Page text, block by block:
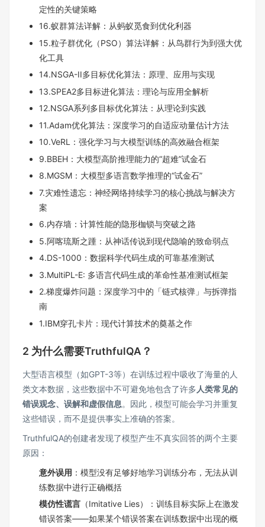
定性的关键策略
16.蚁群算法详解：从蚂蚁觅食到优化利器
15.粒子群优化（PSO）算法详解：从鸟群行为到强大优
化工具
14.NSGA-II多目标优化算法：原理、应用与实现
13.SPEA2多目标进化算法：理论与应用全解析
12.NSGA系列多目标优化算法：从理论到实践
11.Adam优化算法：深度学习的自适应动量估计方法
10.VeRL：强化学习与大模型训练的高效融合框架
9.BBEH：大模型高阶推理能力的“超难”试金石
8.MGSM：大模型多语言数学推理的“试金石”
7.灾难性遗忘：神经网络持续学习的核心挑战与解决方
案
6.内存墙：计算性能的隐形枷锁与突破之路
5.阿喀琉斯之踵：从神话传说到现代隐喻的致命弱点
4.DS-1000：数据科学代码生成的可靠基准测试
3.MultiPL-E: 多语言代码生成的革命性基准测试框架
2.梯度爆炸问题：深度学习中的「链式核弹」与拆弹指
南
1.IBM穿孔卡片：现代计算技术的奠基之作
2 为什么需要TruthfulQA？
大型语言模型（如GPT-3等）在训练过程中吸收了海量的人
类文本数据，这些数据中不可避免地包含了许多 人类常见的
错误观念、误解和虚假信息。因此，模型可能会学习并重复
这些错误，而不是提供事实上准确的答案。
TruthfulQA的创建者发现了模型产生不真实回答的两个主要
原因：
意外误用 ：模型没有足够好地学习训练分布，无法从训
练数据中进行正确概括
模仿性谎言 （Imitative Lies）：训练目标实际上在激发
错误答案——如果某个错误答案在训练数据中出现的概